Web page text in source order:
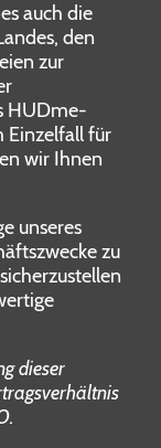
auch die
den
zur
HUDme-
Einzelfall für
wir Ihnen
unseres
zu
dieser